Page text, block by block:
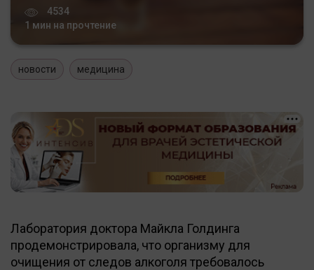
4534
1 мин на прочтение
новости медицина
Лаборатория доктора Майкла Голдинга
продемонстрировала, что организму для
очищения от следов алкоголя требовалось